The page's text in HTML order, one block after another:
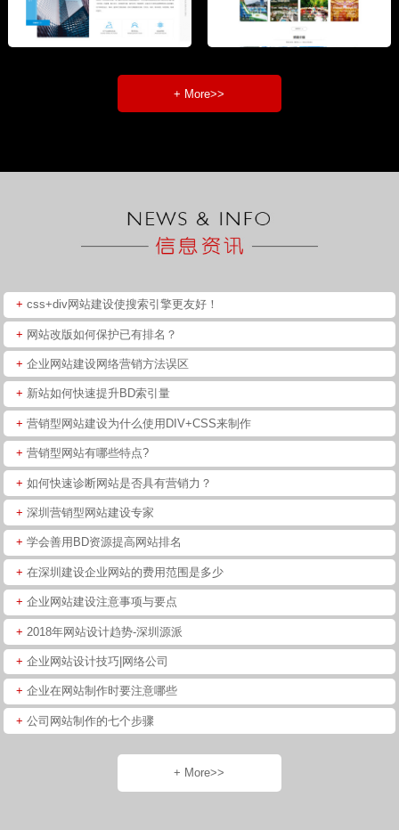
+ More>>
+ css+div网站建设使搜索引擎更友好！
+ 网站改版如何保护已有排名？
+ 企业网站建设网络营销方法误区
+ 新站如何快速提升BD索引量
+ 营销型网站建设为什么使用DIV+CSS来制作
+ 营销型网站有哪些特点?
+ 如何快速诊断网站是否具有营销力？
+ 深圳营销型网站建设专家
+ 学会善用BD资源提高网站排名
+ 在深圳建设企业网站的费用范围是多少
+ 企业网站建设注意事项与要点
+ 2018年网站设计趋势-深圳源派
+ 企业网站设计技巧|网络公司
+ 企业在网站制作时要注意哪些
+ 公司网站制作的七个步骤
+ More>>